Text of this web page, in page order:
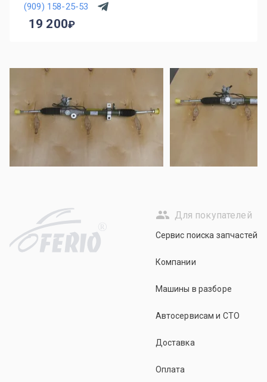
(909) 158-25-53
19 200
R
Для покупателей
Сервис поиска запчастей
Компании
Машины в разборе
Автосервисам и СТО
Доставка
Оплата